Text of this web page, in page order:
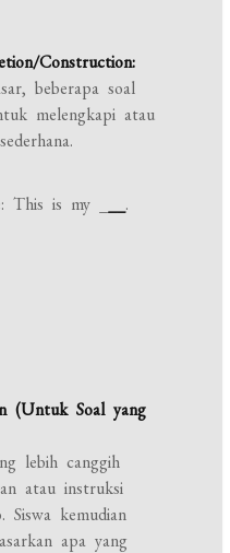
Construction:
beberapa soal
melengkapi atau
This is my _
.
(Untuk Soal yang
lebih canggih
atau instruksi
Siswa kemudian
apa yang